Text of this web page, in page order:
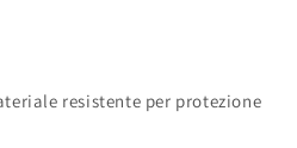
resistente per protezione